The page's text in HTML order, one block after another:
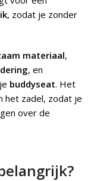
, zodat je zonder
materiaal,
, en
buddyseat. Het
het zadel, zodat je
over de